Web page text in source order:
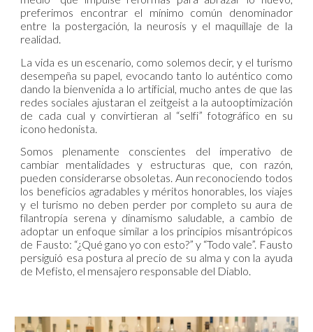
preferimos encontrar el mínimo común denominador
entre la postergación, la neurosis y el maquillaje de la
realidad.
La vida es un escenario, como solemos decir, y el turismo
desempeña su papel, evocando tanto lo auténtico como
dando la bienvenida a lo artificial, mucho antes de que las
redes sociales ajustaran el zeitgeist a la autooptimización
de cada cual y convirtieran al “selfi” fotográfico en su
icono hedonista.
Somos plenamente conscientes del imperativo de
cambiar mentalidades y estructuras que, con razón,
pueden considerarse obsoletas. Aun reconociendo todos
los beneficios agradables y méritos honorables, los viajes
y el turismo no deben perder por completo su aura de
filantropía serena y dinamismo saludable, a cambio de
adoptar un enfoque similar a los principios misantrópicos
de Fausto: “¿Qué gano yo con esto?” y “Todo vale”. Fausto
persiguió esa postura al precio de su alma y con la ayuda
de Mefisto, el mensajero responsable del Diablo.